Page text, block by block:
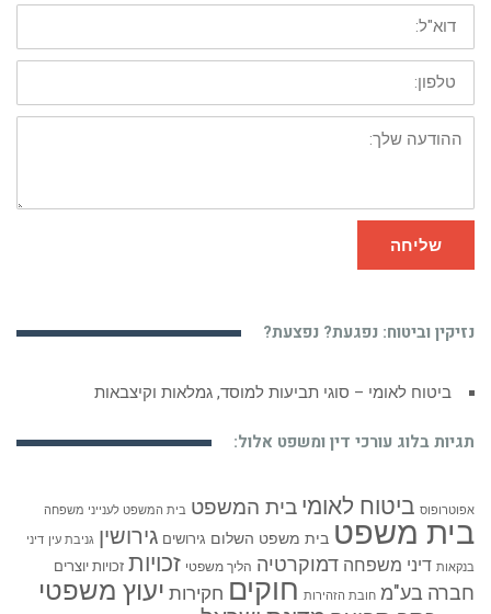
דוא"ל:
טלפון:
ההודעה
שלך:
שליחה
נזיקין וביטוח: נפגעת? נפצעת?
ביטוח לאומי – סוגי תביעות למוסד, גמלאות וקיצבאות
תגיות בלוג עורכי דין ומשפט אלול:
אפוטרופוס ביטוח לאומי בית המשפט בית המשפט לענייני משפחה
בית משפט בית משפט השלום גירושים גירושין גניבת עין דיני
בנקאות דיני משפחה דמוקרטיה הליך משפטי זכויות זכויות יוצרים
חברה בע"מ חובת הזהירות חוקים חקירות יעוץ משפטי